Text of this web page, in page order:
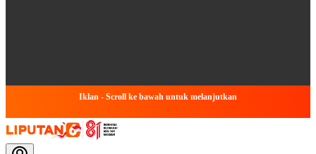
Iklan - Scroll ke bawah untuk melanjutkan